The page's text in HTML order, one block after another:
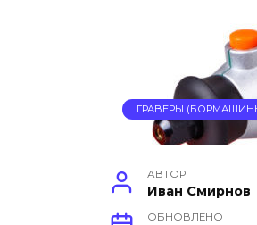
ГРАВЕРЫ
АВТОР
Иван Смирнов
ОБНОВЛЕНО